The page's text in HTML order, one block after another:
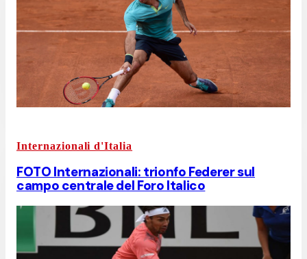
Internazionali d'Italia
FOTO Internazionali: trionfo Federer sul
campo centrale del Foro Italico